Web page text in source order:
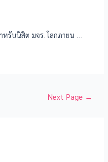
หรับนิสิต มจร. โลกภายน …
Next Page →